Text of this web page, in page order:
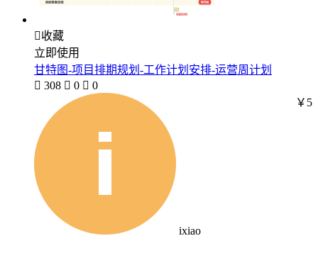
收藏
立即使用
甘特图-项目排期规划-工作计划安排-运营周计划
 308  0  0
ixiao
￥5